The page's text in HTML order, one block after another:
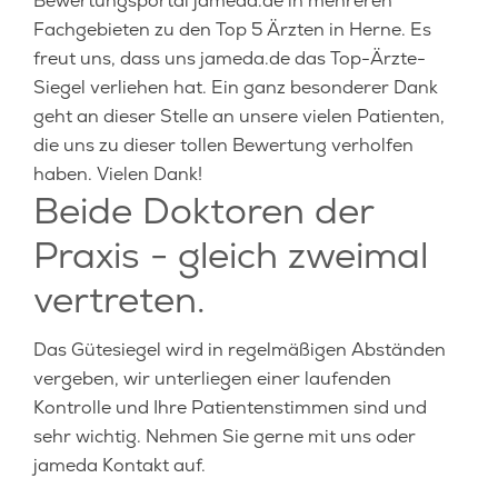
Fachgebieten zu den Top 5 Ärzten in Herne. Es
freut uns, dass uns jameda.de das Top-Ärzte-
Siegel verliehen hat. Ein ganz besonderer Dank
geht an dieser Stelle an unsere vielen Patienten,
die uns zu dieser tollen Bewertung verholfen
haben. Vielen Dank!
Beide Doktoren der
Praxis - gleich zweimal
vertreten.
Das Gütesiegel wird in regelmäßigen Abständen
vergeben, wir unterliegen einer laufenden
Kontrolle und Ihre Patientenstimmen sind und
sehr wichtig. Nehmen Sie gerne mit uns oder
jameda Kontakt auf.